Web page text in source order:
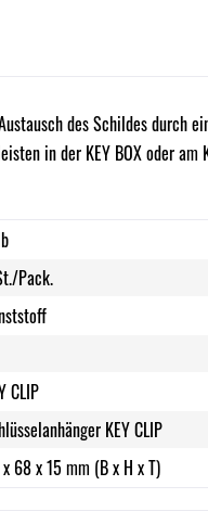
des Schildes durch
in der KEY BOX oder am
Pack.
CLIP
KEY CLIP
68 x 15 mm (B x H x T)